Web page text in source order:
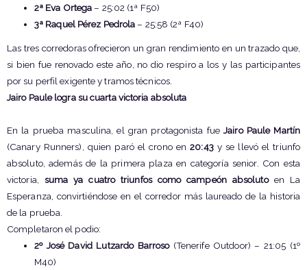
2ª Eva Ortega– 25:02 (1ª F50)
3ª Raquel Pérez Pedrola– 25:58 (2ª F40)
Las tres corredoras ofrecieron un gran rendimiento en un trazado que,
si bien fue renovado este año, no dio respiro a los y las participantes
por su perfil exigente y tramos técnicos.
Jairo Paule logra su cuarta victoria absoluta
En la prueba masculina, el gran protagonista fueJairo Paule Martín
(Canary Runners), quien paró el crono en20:43y se llevó el triunfo
absoluto, además de la primera plaza en categoría senior. Con esta
victoria, suma ya cuatro triunfos como campeón absolutoen La
Esperanza, convirtiéndose en el corredor más laureado de la historia
de la prueba.
Completaron el podio:
2º José David Lutzardo Barroso(Tenerife Outdoor) – 21:05 (1º
M40)